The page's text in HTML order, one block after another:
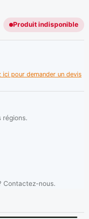
Produit indisponible
ici pour demander un devis
régions.
Contactez-nous.